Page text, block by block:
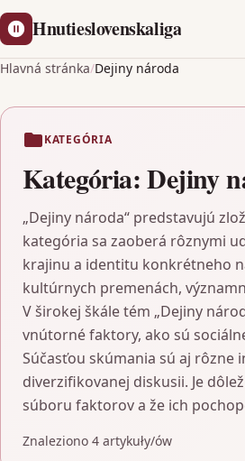
Hnutieslovenskaliga
Hlavná stránka/Dejiny národa
KATEGÓRIA
Kategória:Dejiny
„Dejiny národa“ predstavujú
kategória sa zaoberá rôznymi
krajinu a identitu konkrétneho
kultúrnych premenách,
V širokej škále tém „Dejiny
vnútorné faktory, ako sú
Súčasťou skúmania sú aj rôzne
diverzifikovanej diskusii. Je
súboru faktorov a že ich
Znaleziono 4 artykuły/ów